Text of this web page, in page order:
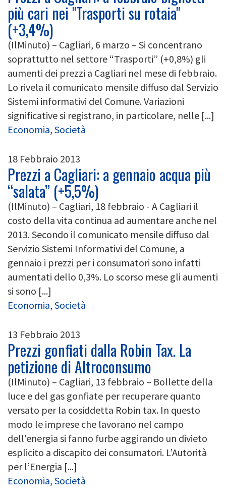
più cari nei "Trasporti su rotaia"
(+3,4%)
(IlMinuto) – Cagliari, 6 marzo – Si concentrano
soprattutto nel settore “Trasporti” (+0,8%) gli
aumenti dei prezzi a Cagliari nel mese di febbraio.
Lo rivela il comunicato mensile diffuso dal Servizio
Sistemi informativi del Comune. Variazioni
significative si registrano, in particolare, nelle [...]
Economia, Società
18 Febbraio 2013
Prezzi a Cagliari: a gennaio acqua più
“salata” (+5,5%)
(IlMinuto) – Cagliari, 18 febbraio - A Cagliari il
costo della vita continua ad aumentare anche nel
2013. Secondo il comunicato mensile diffuso dal
Servizio Sistemi Informativi del Comune, a
gennaio i prezzi per i consumatori sono infatti
aumentati dello 0,3%. Lo scorso mese gli aumenti
si sono [...]
Economia, Società
13 Febbraio 2013
Prezzi gonfiati dalla Robin Tax. La
petizione di Altroconsumo
(IlMinuto) – Cagliari, 13 febbraio – Bollette della
luce e del gas gonfiate per recuperare quanto
versato per la cosiddetta Robin tax. In questo
modo le imprese che lavorano nel campo
dell'energia si fanno furbe aggirando un divieto
esplicito a discapito dei consumatori. L’Autorità
per l’Energia [...]
Economia, Società